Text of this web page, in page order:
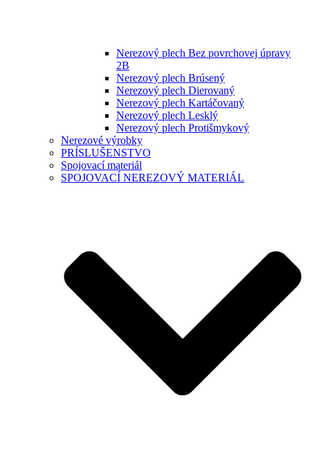
Nerezový plech Bez povrchovej úpravy
2B
Nerezový plech Brúsený
Nerezový plech Dierovaný
Nerezový plech Kartáčovaný
Nerezový plech Lesklý
Nerezový plech Protišmykový
Nerezové výrobky
PRÍSLUŠENSTVO
Spojovací materiál
SPOJOVACÍ NEREZOVÝ MATERIÁL